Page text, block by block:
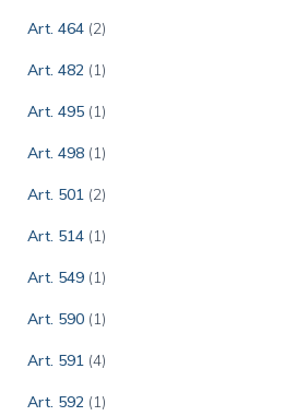
Art. 464 (2)
Art. 482 (1)
Art. 495 (1)
Art. 498 (1)
Art. 501 (2)
Art. 514 (1)
Art. 549 (1)
Art. 590 (1)
Art. 591 (4)
Art. 592 (1)